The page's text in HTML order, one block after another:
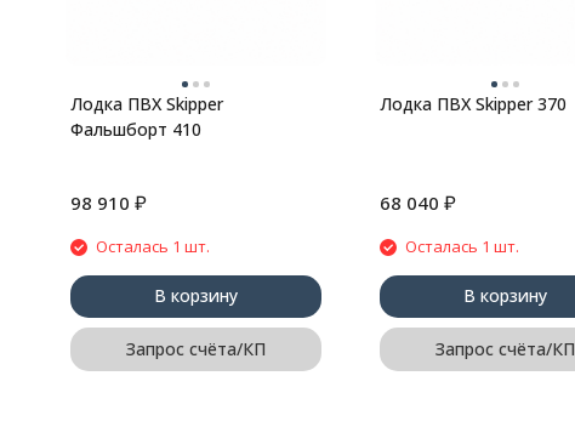
Лодка ПВХ Skipper
Фальшборт 410
98 910 ₽
Осталась 1 шт.
В корзину
Запрос счёта/КП
Лодка ПВХ Skipper 370
68 040 ₽
Осталась 1 шт.
В корзину
Запрос счёта/КП